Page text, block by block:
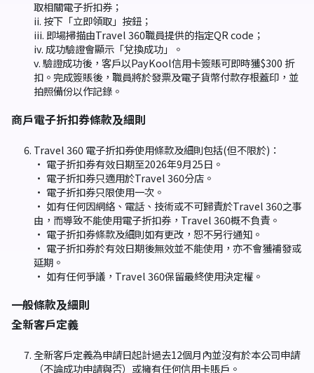
取相關電子折扣券；
ii. 按下「立即領取」按鈕；
iii. 即場掃描由Travel 360職員提供的指定QR code；
iv. 成功驗證會顯示「兌換成功」。
v. 驗證成功後，客戶以PayKool信用卡簽賬可即時獲$300 折
扣。完成簽賬後，職員將於發票及電子貨幣付款存根蓋印，並
拍照備份以作記錄。
商戶電子折扣券條款及細則
Travel 360 電子折扣券使用條款及細則包括(但不限於)：
• 電子折扣券有效日期至2026年9月25日。
• 電子折扣券只適用於Travel 360分店。
• 電子折扣券只限使用一次。
• 如有任何因網絡、電話、技術或不可歸責於Travel 360之事
由，而導致不能使用電子折扣券，Travel 360概不負責。
• 電子折扣券條款及細則如有更改，恕不另行通知。
• 電子折扣券於有效日期後無效並不能使用，亦不會獲補發或
延期。
• 如有任何爭議，Travel 360保留最終使用決定權。
一般條款及細則
全新客戶定義
全新客戶定義為申請日起計過去12個月內並沒有於本公司申請
（不論成功申請與否）或擁有任何信用卡賬戶。